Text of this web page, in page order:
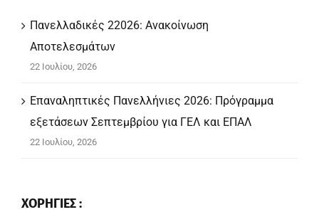
Πανελλαδικές 22026: Ανακοίνωση
Αποτελεσμάτων
22 Ιουλίου, 2026
Επαναληπτικές Πανελλήνιες 2026: Πρόγραμμα
εξετάσεων Σεπτεμβρίου για ΓΕΛ και ΕΠΑΛ
22 Ιουλίου, 2026
ΧΟΡΗΓΙΕΣ :